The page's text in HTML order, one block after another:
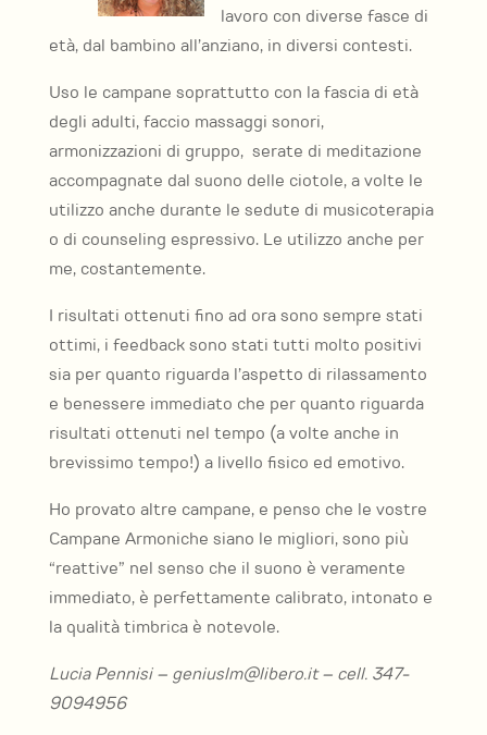
lavoro con diverse fasce di
età, dal bambino all’anziano, in diversi contesti.
Uso le campane soprattutto con la fascia di età
degli adulti, faccio massaggi sonori,
armonizzazioni di gruppo, serate di meditazione
accompagnate dal suono delle ciotole, a volte le
utilizzo anche durante le sedute di musicoterapia
o di counseling espressivo. Le utilizzo anche per
me, costantemente.
I risultati ottenuti fino ad ora sono sempre stati
ottimi, i feedback sono stati tutti molto positivi
sia per quanto riguarda l’aspetto di rilassamento
e benessere immediato che per quanto riguarda
risultati ottenuti nel tempo (a volte anche in
brevissimo tempo!) a livello fisico ed emotivo.
Ho provato altre campane, e penso che le vostre
Campane Armoniche siano le migliori, sono più
“reattive” nel senso che il suono è veramente
immediato, è perfettamente calibrato, intonato e
la qualità timbrica è notevole.
Lucia Pennisi – geniuslm@libero.it – cell. 347-
9094956